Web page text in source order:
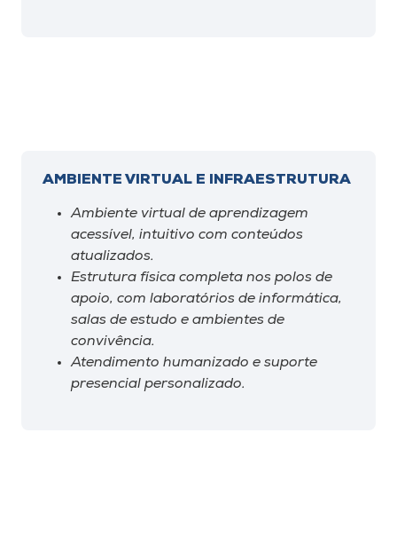
AMBIENTE VIRTUAL E INFRAESTRUTURA
Ambiente virtual de aprendizagem
acessível, intuitivo com conteúdos
atualizados.
Estrutura física completa nos polos de
apoio, com laboratórios de informática,
salas de estudo e ambientes de
convivência.
Atendimento humanizado e suporte
presencial personalizado.